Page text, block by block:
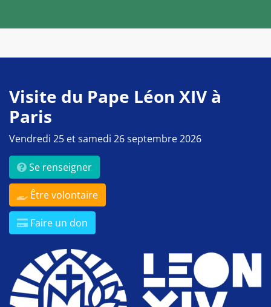
Visite du Pape Léon XIV à
Paris
Vendredi 25 et samedi 26 septembre 2026
Se renseigner
Être volontaire
Faire un don